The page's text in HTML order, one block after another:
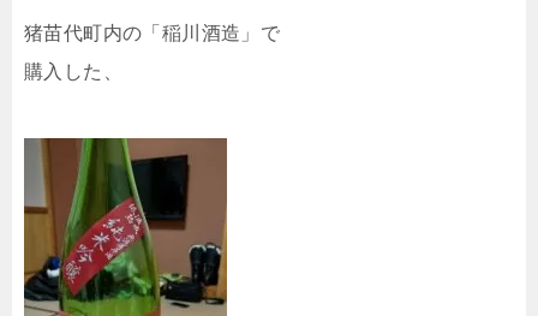
猪苗代町内の「稲川酒造」で
購入した、